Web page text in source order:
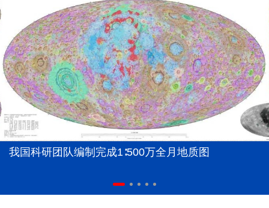
我国科研团队编制完成1∶500万全月地质图